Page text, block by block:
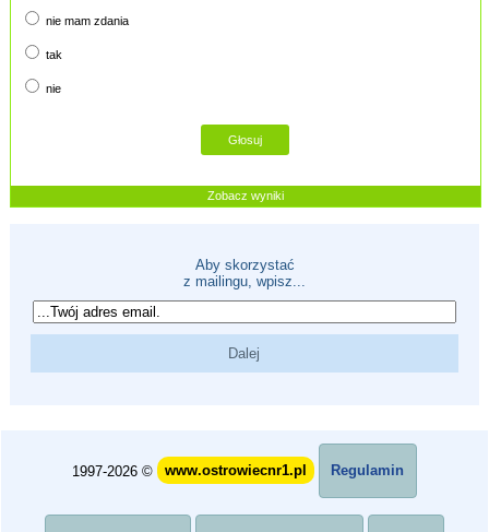
nie mam zdania
tak
nie
Zobacz wyniki
Aby skorzystać
z mailingu, wpisz...
1997-2026 © www.ostrowiecnr1.pl Regulamin